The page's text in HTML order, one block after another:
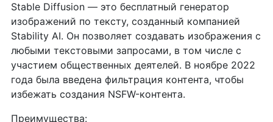
Stable Diffusion — это бесплатный генератор
изображений по тексту, созданный компанией
Stability AI. Он позволяет создавать изображения с
любыми текстовыми запросами, в том числе с
участием общественных деятелей. В ноябре 2022
года была введена фильтрация контента, чтобы
избежать создания NSFW-контента.
Преимущества: